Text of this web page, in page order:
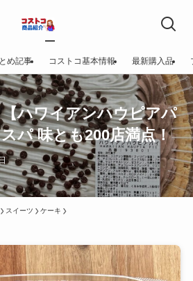
め記事 コストコ基本情報 最新購入品
ハワイアンハウピアパ
パ 味とも200店満点！
スイーツ ケーキ